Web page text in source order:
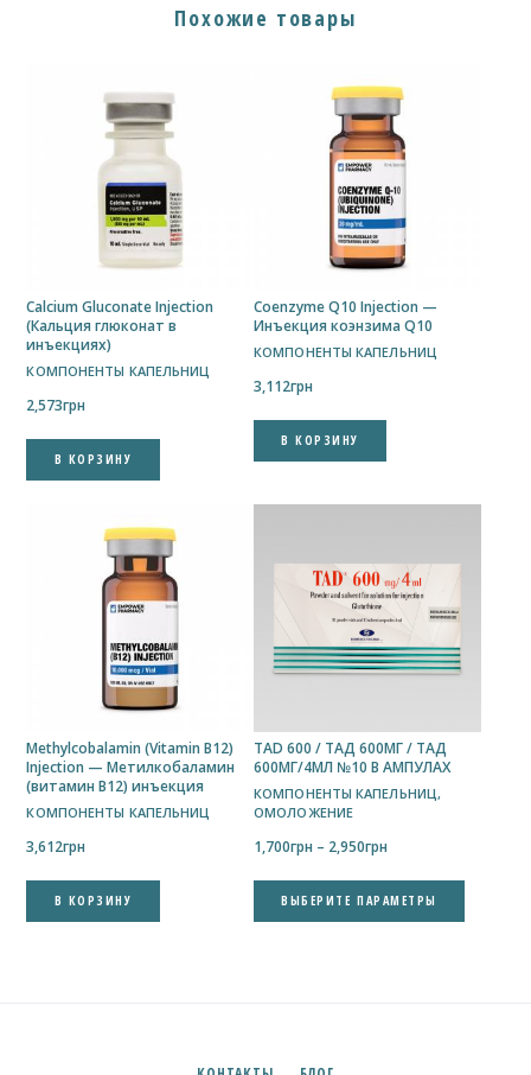
Похожие товары
Calcium Gluconate Injection
(Кальция глюконат в
инъекциях)
КОМПОНЕНТЫ КАПЕЛЬНИЦ
2,573грн
В КОРЗИНУ
Coenzyme Q10 Injection —
Инъекция коэнзима Q10
КОМПОНЕНТЫ КАПЕЛЬНИЦ
3,112грн
В КОРЗИНУ
Methylcobalamin (Vitamin B12)
Injection — Метилкобаламин
(витамин B12) инъекция
КОМПОНЕНТЫ КАПЕЛЬНИЦ
3,612грн
В КОРЗИНУ
TAD 600 / ТАД 600МГ / ТАД
600МГ/4МЛ №10 В АМПУЛАХ
КОМПОНЕНТЫ КАПЕЛЬНИЦ,
ОМОЛОЖЕНИЕ
1,700грн – 2,950грн
1,700грн
–
ВЫБЕРИТЕ ПАРАМЕТРЫ